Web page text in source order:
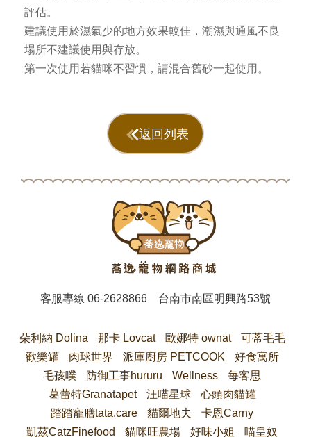
評估。
建議使用於濕氣少的地方效果較佳，潮濕與通風不良
場所不建議使用與存放。
第一次使用若貓咪不習慣，請混合舊砂一起使用。
返回列表
客服專線06-2628866 台南市南區明興路53號
朵利納 Dolina 那卡 Lovcat 歐娜特 ownat
可蒂毛毛
歡樂罐
肉球世界 派庫廚房 PETCOOK
好食寓所
毛孩噗
防御工事hururu Wellness
每客思
葛蕾特Granatapet
汪喵星球
心頭肉貓罐
踏踏寵膳tata.care
貓爾地夫
卡恩Carny
凱茲CatzFinefood
貓咪旺農場 好味小姐 喵皇奴